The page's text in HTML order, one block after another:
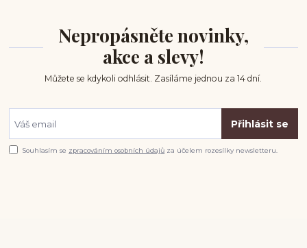
Nepropásněte novinky,
akce a slevy!
Můžete se kdykoli odhlásit. Zasíláme jednou za 14 dní.
Přihlásit se
Souhlasím se zpracováním osobních údajů za účelem rozesílky newsletteru.